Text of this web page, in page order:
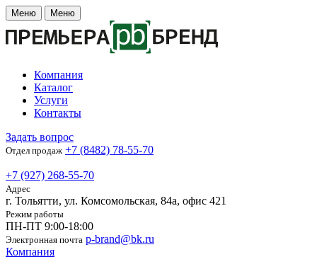
Меню Меню
Компания
Каталог
Услуги
Контакты
Задать вопрос
Отдел продаж +7 (8482) 78-55-70
+7 (927) 268-55-70
Адрес
г. Тольятти, ул. Комсомольская, 84а, офис 421
Режим работы
ПН-ПТ 9:00-18:00
Электронная почта p-brand@bk.ru
Компания